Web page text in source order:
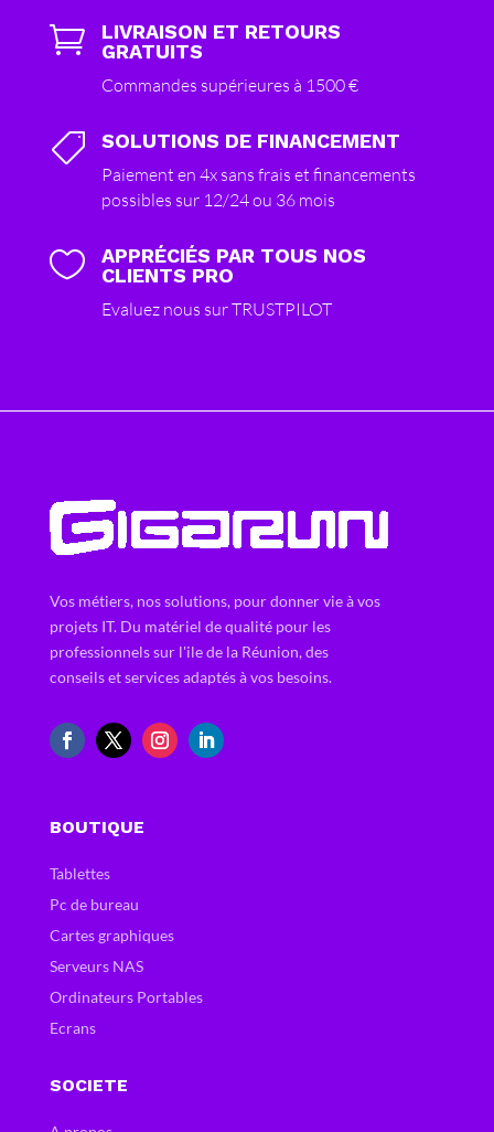

LIVRAISON ET RETOURS
GRATUITS
Commandes supérieures à 1500 €
 SOLUTIONS DE FINANCEMENT
Paiement en 4x sans frais et financements
possibles sur 12/24 ou 36 mois

APPRÉCIÉS PAR TOUS NOS
CLIENTS PRO
Evaluez nous sur TRUSTPILOT
Vos métiers, nos solutions, pour donner vie à vos
projets IT. Du matériel de qualité pour les
professionnels sur l'ile de la Réunion, des
conseils et services adaptés à vos besoins.
BOUTIQUE
Tablettes
Pc de bureau
Cartes graphiques
Serveurs NAS
Ordinateurs Portables
Ecrans
SOCIETE